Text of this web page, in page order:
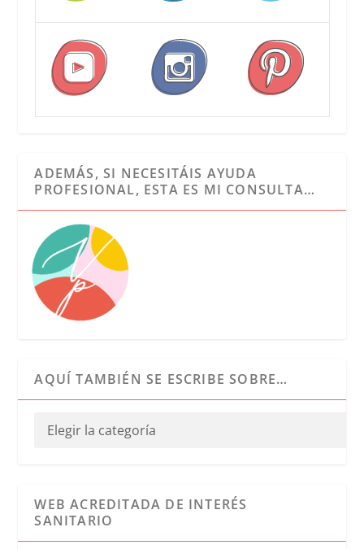
ADEMÁS, SI NECESITÁIS AYUDA
PROFESIONAL, ESTA ES MI CONSULTA…
AQUÍ TAMBIÉN SE ESCRIBE SOBRE…
WEB ACREDITADA DE INTERÉS
SANITARIO